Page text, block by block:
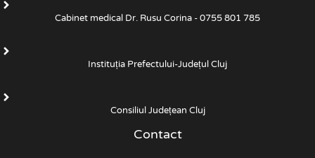
Cabinet medical Dr. Rusu Corina - 0755 801 785
Instituția Prefectului-Județul Cluj
Consiliul Județean Cluj
Contact